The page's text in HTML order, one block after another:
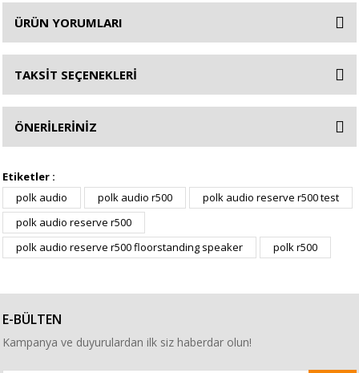
ÜRÜN YORUMLARI
TAKSİT SEÇENEKLERİ
ÖNERİLERİNİZ
Etiketler :
polk audio
polk audio r500
polk audio reserve r500 test
polk audio reserve r500
polk audio reserve r500 floorstanding speaker
polk r500
E-BÜLTEN
Kampanya ve duyurulardan ilk siz haberdar olun!